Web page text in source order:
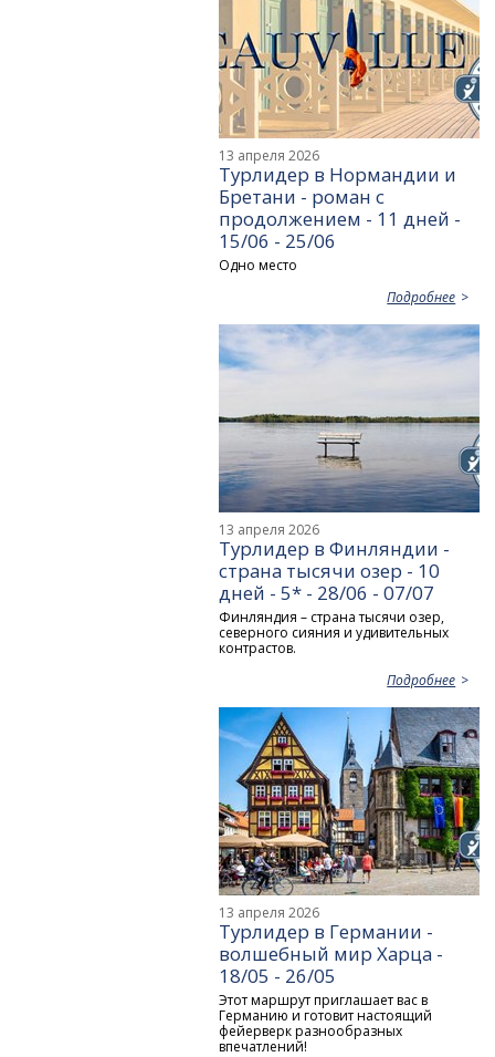
13 апреля 2026
Турлидер в Нормандии и
Бретани - роман с
продолжением - 11 дней -
15/06 - 25/06
Одно место
Подробнее
13 апреля 2026
Турлидер в Финляндии -
страна тысячи озер - 10
дней - 5* - 28/06 - 07/07
Финляндия – страна тысячи озер,
северного сияния и удивительных
контрастов.
Подробнее
13 апреля 2026
Турлидер в Германии -
волшебный мир Харца -
18/05 - 26/05
Этот маршрут приглашает вас в
Германию и готовит настоящий
фейерверк разнообразных
впечатлений!